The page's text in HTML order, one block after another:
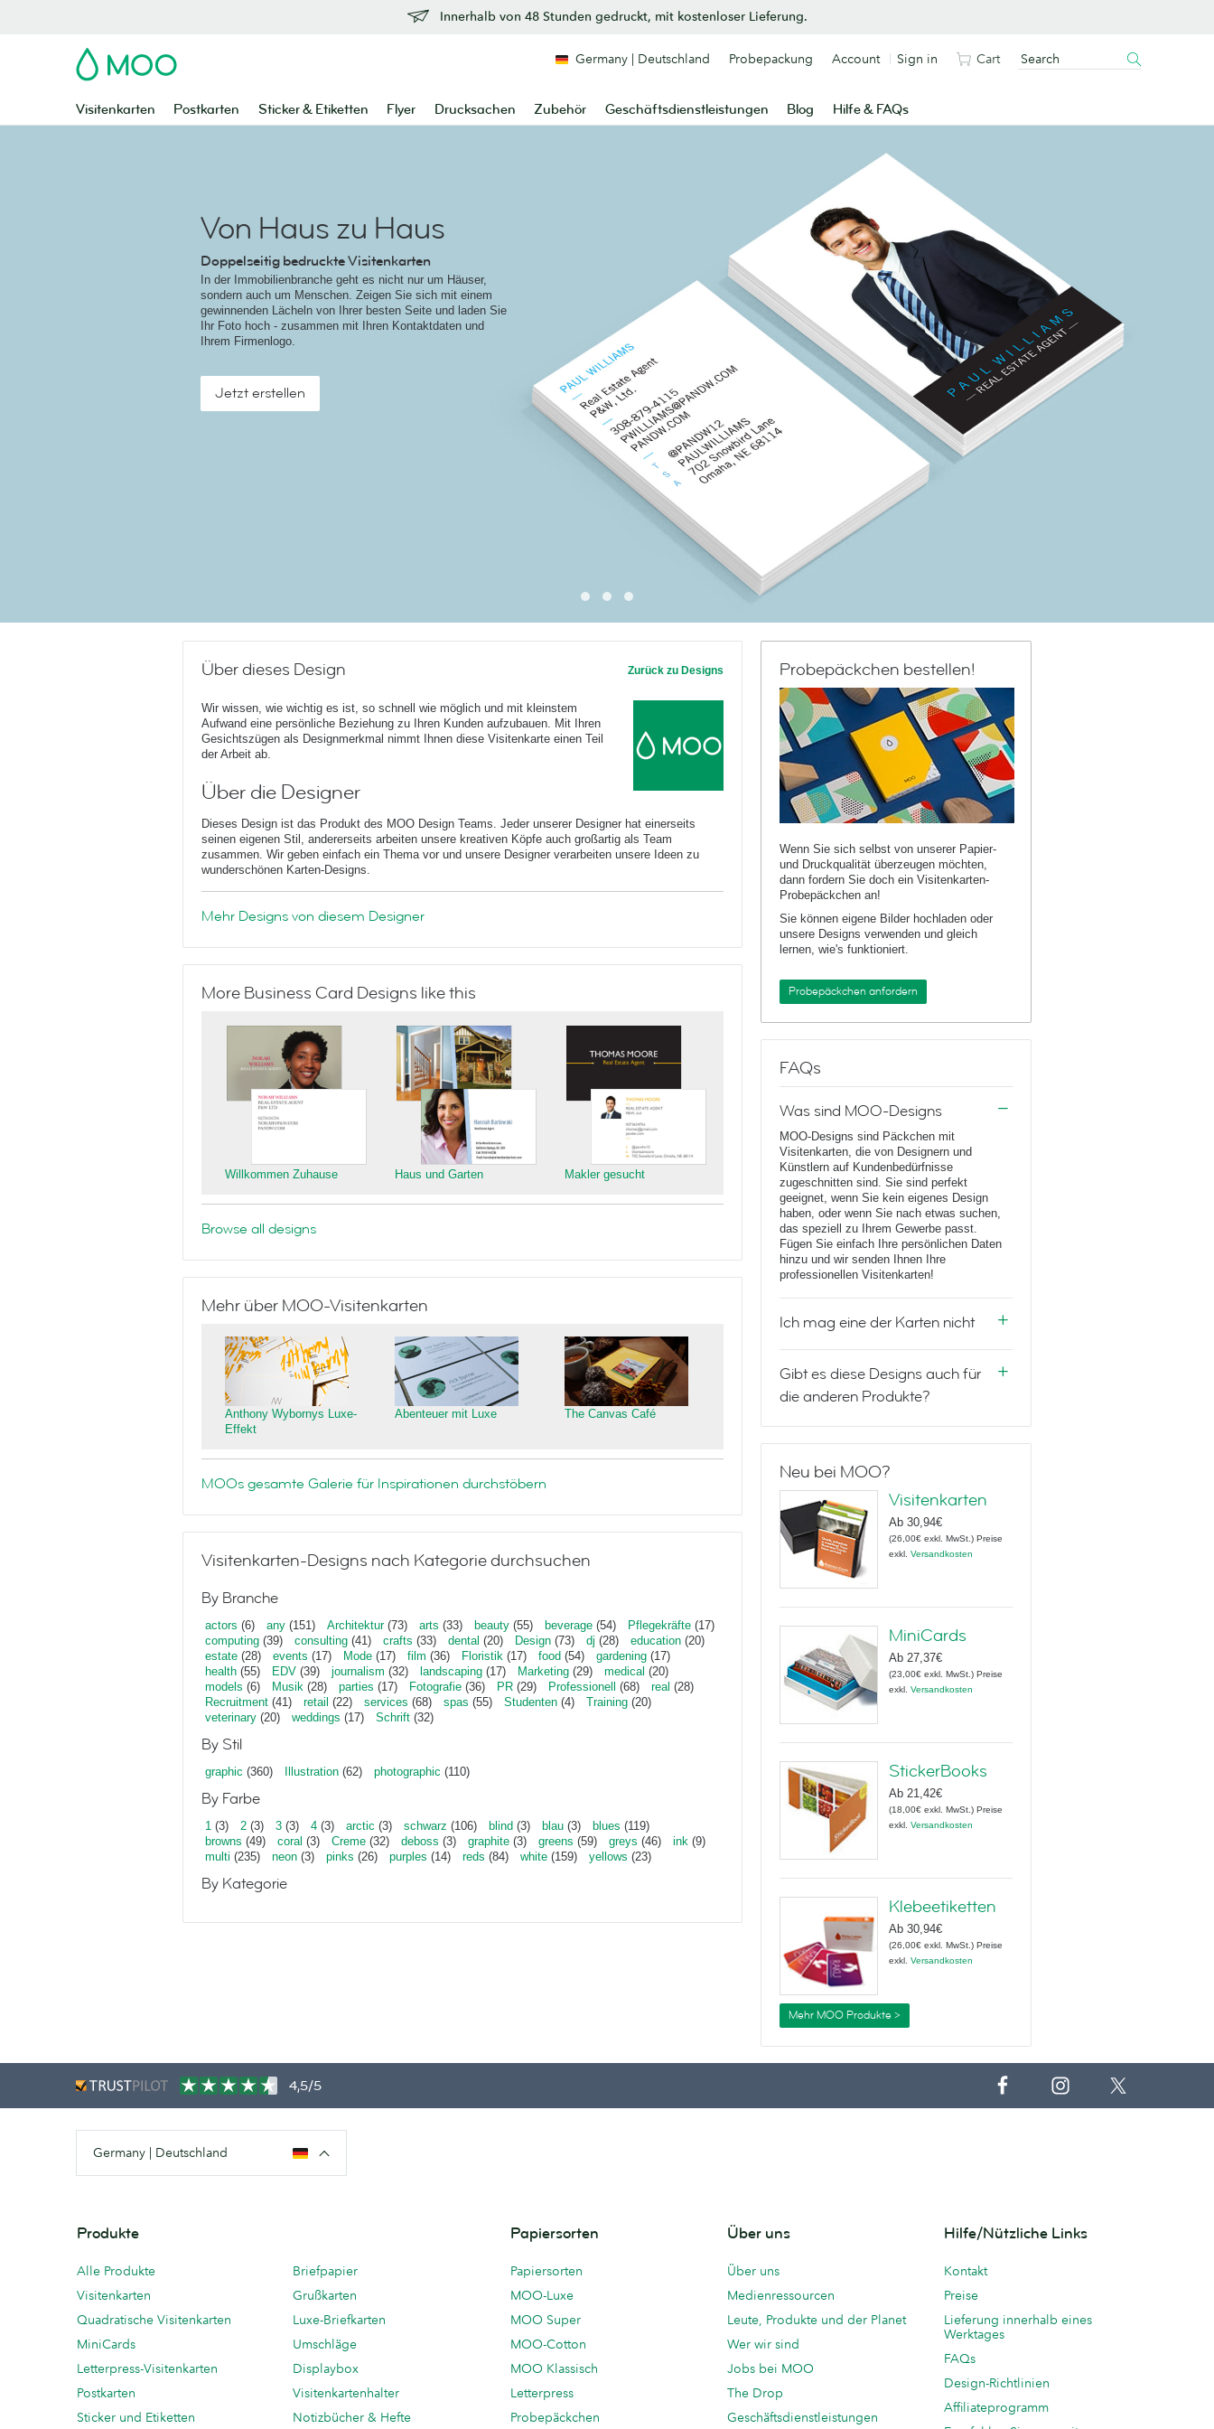
Innerhalb von 48 Stunden gedruckt, mit kostenloser Lieferung.
MOO
Visitenkarten Postkarten Sticker & Etiketten Flyer Drucksachen Zubehör Geschäftsdienstleistungen Blog Hilfe & FAQs
Germany | Deutschland Probepackung Account Sign in Cart
Von Haus zu Haus
Doppelseitig bedruckte Visitenkarten
In der Immobilienbranche geht es nicht nur um Häuser,
sondern auch um Menschen. Zeigen Sie sich mit einem
gewinnenden Lächeln von Ihrer besten Seite und laden Sie
Ihr Foto hoch - zusammen mit Ihren Kontaktdaten und
Ihrem Firmenlogo.
Jetzt erstellen
Über dieses Design Zurück zu Designs
Wir wissen, wie wichtig es ist, so schnell wie möglich und mit kleinstem
Aufwand eine persönliche Beziehung zu Ihren Kunden aufzubauen. Mit Ihren
Gesichtszügen als Designmerkmal nimmt Ihnen diese Visitenkarte einen Teil
der Arbeit ab.
Über die Designer
Dieses Design ist das Produkt des MOO Design Teams. Jeder unserer Designer hat einerseits
seinen eigenen Stil, andererseits arbeiten unsere kreativen Köpfe auch großartig als Team
zusammen. Wir geben einfach ein Thema vor und unsere Designer verarbeiten unsere Ideen zu
wunderschönen Karten-Designs.
Mehr Designs von diesem Designer
More Business Card Designs like this
Willkommen Zuhause Haus und Garten Makler gesucht
Browse all designs
Mehr über MOO-Visitenkarten
Anthony Wybornys Luxe-
Effekt
Abenteuer mit Luxe The Canvas Café
MOOs gesamte Galerie für Inspirationen durchstöbern
Visitenkarten-Designs nach Kategorie durchsuchen
By Branche
actors (6) any (151) Architektur(73) arts (33) beauty (55) beverage (54) Pflegekräfte (17)
computing (39) consulting (41) crafts (33) dental (20) Design (73) dj (28) education (20)
estate (28) events (17) Mode (17) film (36) Floristik (17) food (54) gardening (17)
health (55) EDV (39) journalism (32) landscaping (17) Marketing (29) medical (20)
models (6) Musik (28) parties (17) Fotografie (36) PR (29) Professionell (68) real (28)
Recruitment (41) retail (22) services (68) spas (55) Studenten (4) Training (20)
veterinary (20) weddings (17) Schrift (32)
By Stil
graphic (360) Illustration (62) photographic (110)
By Farbe
1 (3) 2 (3) 3 (3) 4 (3) arctic (3) schwarz (106) blind (3) blau (3) blues (119)
browns (49) coral (3) Creme (32) deboss (3) graphite (3) greens (59) greys (46) ink (9)
multi (235) neon (3) pinks (26) purples (14) reds (84) white (159) yellows (23)
By Kategorie
Probepäckchen bestellen!
Wenn Sie sich selbst von unserer Papier-
und Druckqualität überzeugen möchten,
dann fordern Sie doch ein Visitenkarten-
Probepäckchen an!
Sie können eigene Bilder hochladen oder
unsere Designs verwenden und gleich
lernen, wie's funktioniert.
Probepäckchen anfordern
FAQs
Was sind MOO-Designs
MOO-Designs sind Päckchen mit
Visitenkarten, die von Designern und
Künstlern auf Kundenbedürfnisse
zugeschnitten sind. Sie sind perfekt
geeignet, wenn Sie kein eigenes Design
haben, oder wenn Sie nach etwas suchen,
das speziell zu Ihrem Gewerbe passt.
Fügen Sie einfach Ihre persönlichen Daten
hinzu und wir senden Ihnen Ihre
professionellen Visitenkarten!
Ich mag eine der Karten nicht
Gibt es diese Designs auch für
die anderen Produkte?
Neu bei MOO?
Visitenkarten
Ab 30,94€
(26,00€ exkl. MwSt. ) Preise
exkl. Versandkosten
MiniCards
Ab 27,37€
(23,00€ exkl. MwSt. ) Preise
exkl. Versandkosten
StickerBooks
Ab 21,42€
(18,00€ exkl. MwSt. ) Preise
exkl. Versandkosten
Klebeetiketten
Ab 30,94€
(26,00€ exkl. MwSt. ) Preise
exkl. Versandkosten
Mehr MOO Produkte >
4,5/5
Germany | Deutschland
Produkte
Alle Produkte
Visitenkarten
Quadratische Visitenkarten
MiniCards
Letterpress-Visitenkarten
Postkarten
Sticker und Etiketten
Briefpapier
Grußkarten
Luxe-Briefkarten
Umschläge
Displaybox
Visitenkartenhalter
Notizbücher & Hefte
Papiersorten
Papiersorten
MOO-Luxe
MOO Super
MOO-Cotton
MOO Klassisch
Letterpress
Probepäckchen
Über uns
Über uns
Medienressourcen
Leute, Produkte und der Planet
Wer wir sind
Jobs bei MOO
The Drop
Geschäftsdienstleistungen
Hilfe/Nützliche Links
Kontakt
Preise
Lieferung innerhalb eines
Werktages
FAQs
Design-Richtlinien
Affiliateprogramm